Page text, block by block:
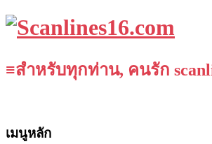
≡สำหรับทุกท่าน, คนรัก
เมนูหลัก